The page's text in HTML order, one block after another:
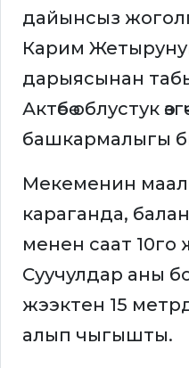
дайынсыз
Карим
дарыясынан
Актөбө облустук
башкармалыгы
Мекеменин
караганда,
менен саат
Суучулдар аны
жээктен 15
алып чыгышты.